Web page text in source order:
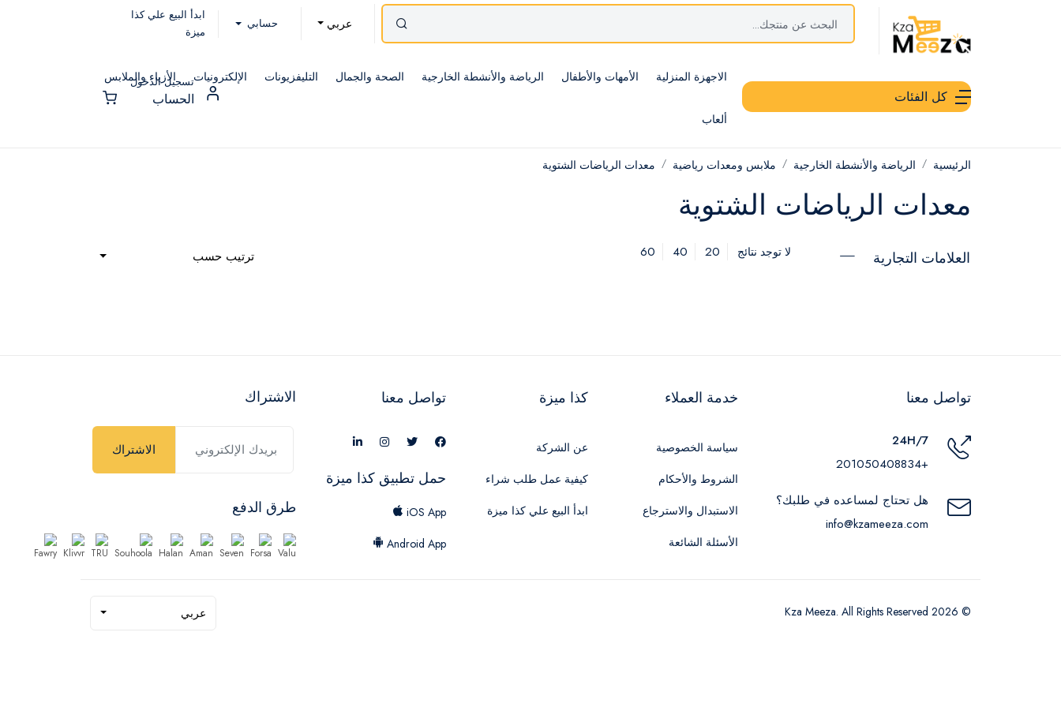
عربي حسابي
ابدأ البيع علي كذا
ميزة
كل الفئات
الاجهزة المنزلية الأمهات والأطفال الرياضة والأنشطة الخارجية الصحة والجمال التليفزيونات الإلكترونيات الأزياء والملابس
ألعاب
تسجيل الدخول
الحساب
الرئيسية الرياضة والأنشطة الخارجية ملابس ومعدات رياضية معدات الرياضات الشتوية
معدات الرياضات الشتوية
العلامات التجارية لا توجد نتائج 20
40
60 ترتيب حسب
تواصل معنا
24H/7
+201050408834
هل تحتاج لمساعده في طلبك؟
info@kzameeza.com
خدمة العملاء
سياسة الخصوصية
الشروط والأحكام
الاستبدال والاسترجاع
الأسئلة الشائعة
كذا ميزة
عن الشركة
كيفية عمل طلب شراء
ابدأ البيع علي كذا ميزة
تواصل معنا
حمل تطبيق كذا ميزة
iOS App
Android App
الاشتراك
الاشتراك
طرق الدفع
© 2026 Kza Meeza. All Rights Reserved عربي